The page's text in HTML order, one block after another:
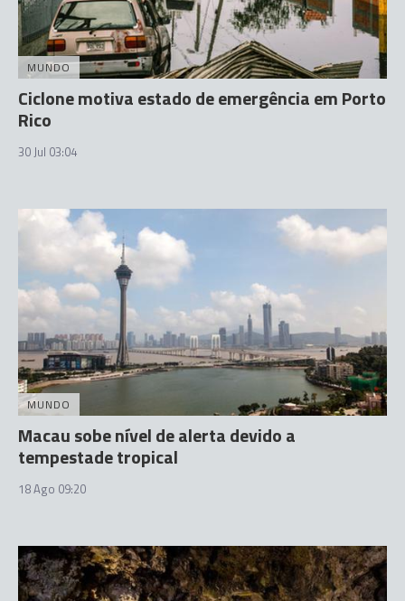
MUNDO
Ciclone motiva estado de emergência em Porto
Rico
30 Jul 03:04
MUNDO
Macau sobe nível de alerta devido a
tempestade tropical
18 Ago 09:20